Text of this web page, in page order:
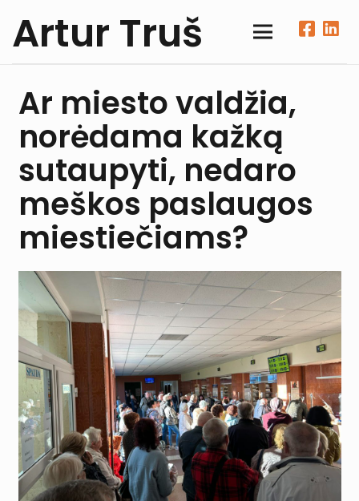
Artur Truš
Ar miesto valdžia,
norėdama kažką
sutaupyti, nedaro
meškos paslaugos
miestiečiams?